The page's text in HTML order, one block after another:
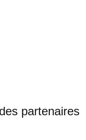
partenaires